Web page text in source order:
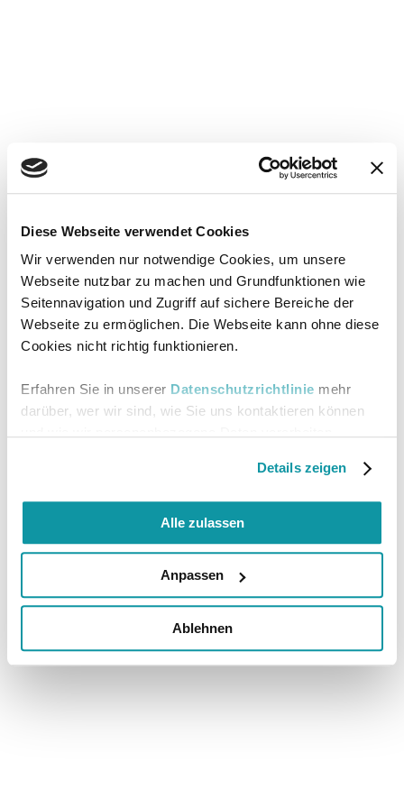
Diese Webseite verwendet Cookies
Wir verwenden nur notwendige Cookies, um unsere
Webseite nutzbar zu machen und Grundfunktionen wie
Seitennavigation und Zugriff auf sichere Bereiche der
Webseite zu ermöglichen. Die Webseite kann ohne diese
Cookies nicht richtig funktionieren.
Erfahren Sie in unserer Datenschutzrichtlinie mehr
darüber, wer wir sind, wie Sie uns kontaktieren können
Details zeigen
Alle zulassen
Anpassen
Ablehnen